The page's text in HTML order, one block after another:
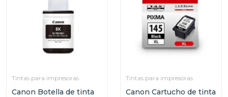
Tintas para impresoras
Canon Botella de tinta
Tintas para impresoras
Canon Cartucho de tinta